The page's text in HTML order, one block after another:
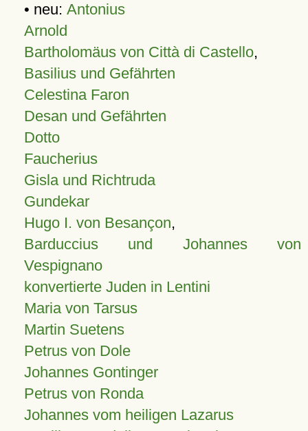
• neu: Antonius
Arnold
Bartholomäus von Città di Castello,
Basilius und Gefährten
Celestina Faron
Desan und Gefährten
Dotto
Faucherius
Gisla und Richtruda
Gundekar
Hugo I. von Besançon,
Barduccius und Johannes von
Vespignano
konvertierte Juden in Lentini
Maria von Tarsus
Martin Suetens
Petrus von Dole
Johannes Gontinger
Petrus von Ronda
Johannes vom heiligen Lazarus